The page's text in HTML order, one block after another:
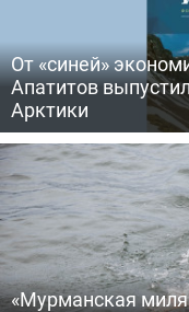
От «синей»
Апатитов
Арктики
«Мурманская